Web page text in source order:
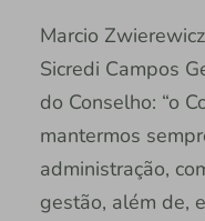
Marcio
Sicredi Campos
do Conselho: “o
mantermos
administração,
gestão, além de,